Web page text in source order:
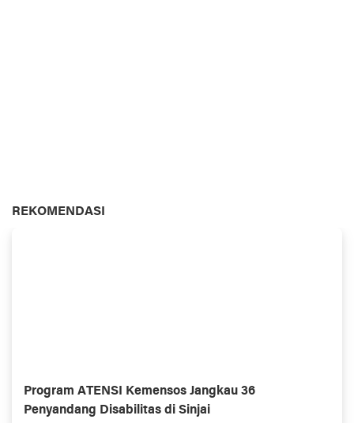
REKOMENDASI
Program ATENSI Kemensos Jangkau 36
Penyandang Disabilitas di Sinjai